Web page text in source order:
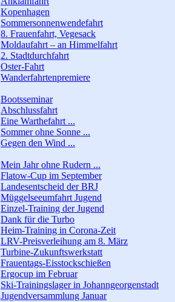
Kopenhagen
Sommersonnenwendefahrt
8. Frauenfahrt, Vegesack
Moldaufahrt – an Himmelfahrt
2. Stadtdurchfahrt
Oster-Fahrt
Wanderfahrtenpremiere
Bootsseminar
Abschlussfahrt
Eine Warthefahrt ...
Sommer ohne Sonne ...
Gegen den Wind ...
Mein Jahr ohne Rudern ...
Flatow-Cup im September
Landesentscheid der BRJ
Müggelseeumfahrt Jugend
Einzel-Training der Jugend
Dank für die Turbo
Heim-Training in Corona-Zeit
LRV-Preisverleihung am 8. März
Turbine-Zukunftswerkstatt
Frauentags-Eisstockschießen
Ergocup im Februar
Ski-Trainingslager in Johanngeorgenstadt
Jugendversammlung Januar